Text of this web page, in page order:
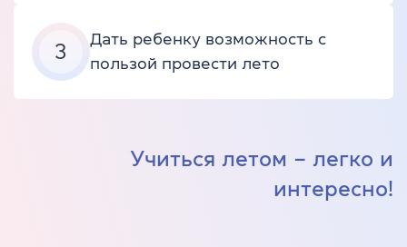
3
Дать ребенку возможность с
пользой провести лето
Учиться летом – легко и
интересно!